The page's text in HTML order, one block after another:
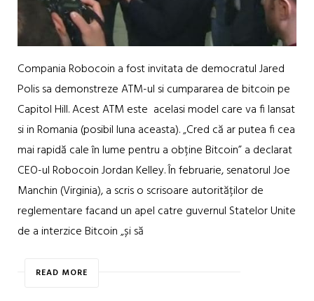
Compania Robocoin a fost invitata de democratul Jared
Polis sa demonstreze ATM-ul si cumpararea de bitcoin pe
Capitol Hill. Acest ATM este acelasi model care va fi lansat
si in Romania (posibil luna aceasta). „Cred că ar putea fi cea
mai rapidă cale în lume pentru a obține Bitcoin” a declarat
CEO-ul Robocoin Jordan Kelley. În februarie, senatorul Joe
Manchin (Virginia), a scris o scrisoare autorităților de
reglementare facand un apel catre guvernul Statelor Unite
de a interzice Bitcoin „și să
READ MORE